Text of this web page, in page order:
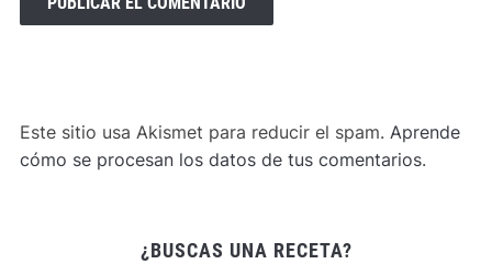
Este sitio usa Akismet para reducir el spam. Aprende
cómo se procesan los datos de tus comentarios.
¿BUSCAS UNA RECETA?